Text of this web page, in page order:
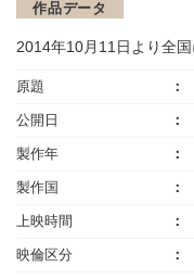
作品データ
2014年10月11日より全国
原題
公開日
製作年
製作国
上映時間
映倫区分